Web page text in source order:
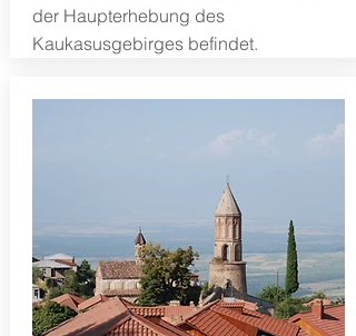
der Haupterhebung des
Kaukasusgebirges befindet.